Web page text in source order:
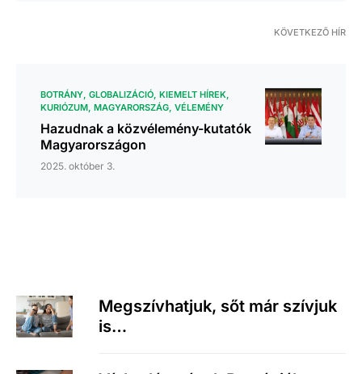
KÖVETKEZŐ HÍR
BOTRÁNY GLOBALIZÁCIÓ KIEMELT HÍREK
KURIÓZUM MAGYARORSZÁG VÉLEMÉNY
Hazudnak a közvélemény-kutatók
Magyarországon
2025. október 3.
Megszívhatjuk, sőt már szívjuk
is…